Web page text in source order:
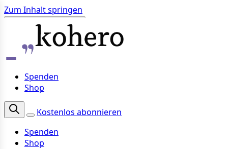
Zum Inhalt springen
Spenden
Shop
Kostenlos abonnieren
Spenden
Shop